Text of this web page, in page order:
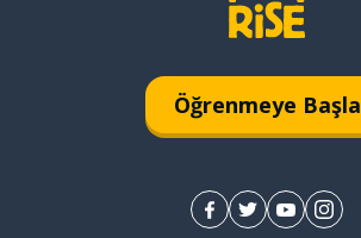
Öğrenmeye Başla